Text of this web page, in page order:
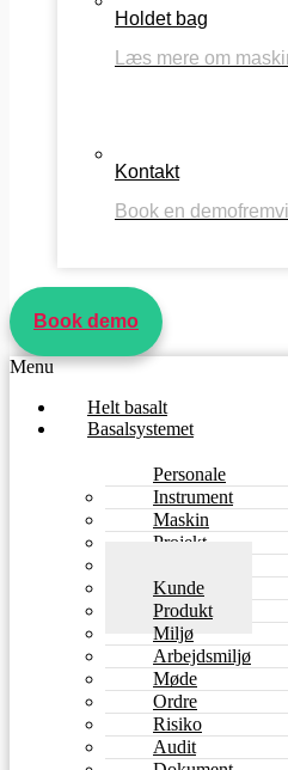
Holdet bag
Læs mere om
Kontakt
Book en
Book demo
Menu
Helt basalt
Basalsystemet
Personale
Instrument
Maskin
Projekt
Kunde
Produkt
Miljø
Arbejdsmiljø
Møde
Ordre
Risiko
Audit